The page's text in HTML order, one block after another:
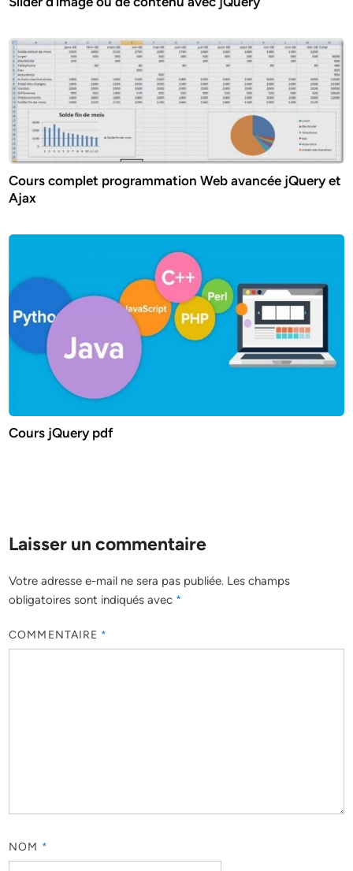
Cours complet programmation Web avancée jQuery et
Ajax
Cours jQuery pdf
Laisser un commentaire
Votre adresse e-mail ne sera pas publiée. Les champs
obligatoires sont indiqués avec *
COMMENTAIRE *
NOM *